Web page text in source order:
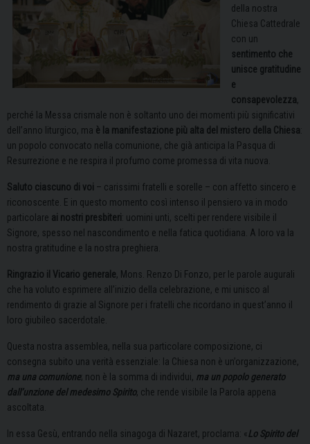
della nostra
Chiesa Cattedrale
con un
sentimento che
unisce gratitudine
e
consapevolezza,
perché la Messa crismale non è soltanto uno dei momenti più significativi
dell’anno liturgico, ma è la manifestazione più alta del mistero della Chiesa:
un popolo convocato nella comunione, che già anticipa la Pasqua di
Resurrezione e ne respira il profumo come promessa di vita nuova.
Saluto ciascuno di voi – carissimi fratelli e sorelle – con affetto sincero e
riconoscente. E in questo momento così intenso il pensiero va in modo
particolare ai nostri presbiteri: uomini unti, scelti per rendere visibile il
Signore, spesso nel nascondimento e nella fatica quotidiana. A loro va la
nostra gratitudine e la nostra preghiera.
Ringrazio il Vicario generale, Mons. Renzo Di Fonzo, per le parole augurali
che ha voluto esprimere all’inizio della celebrazione, e mi unisco al
rendimento di grazie al Signore per i fratelli che ricordano in quest’anno il
loro giubileo sacerdotale.
Questa nostra assemblea, nella sua particolare composizione, ci
consegna subito una verità essenziale: la Chiesa non è un’organizzazione,
ma una comunione; non è la somma di individui, ma un popolo generato
dall’unzione del medesimo Spirito, che rende visibile la Parola appena
ascoltata.
In essa Gesù, entrando nella sinagoga di Nazaret, proclama: «Lo Spirito del